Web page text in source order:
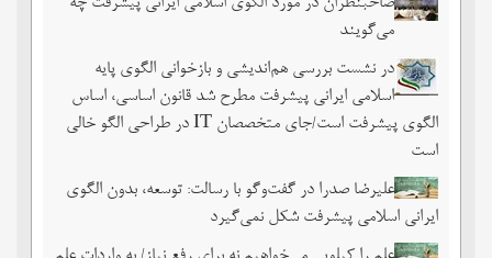
می‌گویند
در نشست بررسی هم‌اندیشی و بازخوانی الگوی پایه
اسلامی ایرانی پیشرفت مطرح شد قانون اساسی، اساس
الگوی پیشرفت است/جای متخصصان IT در طراحی الگو خالی
است
علیرضا صدرا در گفت‌وگو با رسالت: توسعه، بدون الگوی
ایرانی اسلامی پیشرفت شکل نمی‌گیرد